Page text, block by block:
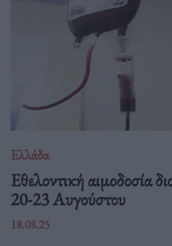
Ελλάδα
Eθελοντική αιμοδοσία
20-23 Αυγούστου
18.08.25